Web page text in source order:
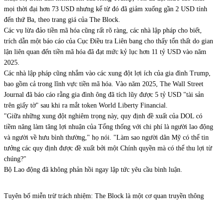
mọi thời đại hơn 73 USD nhưng kể từ đó đã giảm xuống gần 2 USD tính
đến thứ Ba, theo trang giá của The Block.
Các vụ lừa đảo tiền mã hóa cũng rất rõ ràng, các nhà lập pháp cho biết,
trích dẫn một báo cáo của Cục Điều tra Liên bang cho thấy tổn thất do gian
lận liên quan đến tiền mã hóa đã đạt mức kỷ lục hơn 11 tỷ USD vào năm
2025.
Các nhà lập pháp cũng nhắm vào các xung đột lợi ích của gia đình Trump,
bao gồm cả trong lĩnh vực tiền mã hóa. Vào năm 2025, The Wall Street
Journal đã báo cáo rằng gia đình ông đã tích lũy được 5 tỷ USD "tài sản
trên giấy tờ" sau khi ra mắt token World Liberty Financial.
"Giữa những xung đột nghiêm trọng này, quy định đề xuất của DOL có
tiềm năng làm tăng lợi nhuận của Tổng thống với chi phí là người lao động
và người về hưu bình thường," họ nói. "Làm sao người dân Mỹ có thể tin
tưởng các quy định được đề xuất bởi một Chính quyền mà có thể thu lợi từ
chúng?"
Bộ Lao động đã không phản hồi ngay lập tức yêu cầu bình luận.
Tuyên bố miễn trừ trách nhiệm: The Block là một cơ quan truyền thông